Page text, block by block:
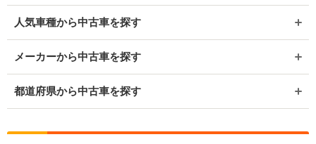
人気車種から中古車を探す
メーカーから中古車を探す
都道府県から中古車を探す